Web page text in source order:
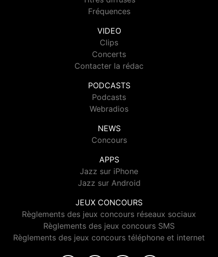
Fréquences
VIDEO
Clips
Concerts
Contacter la rédac
PODCASTS
Podcasts
Webradios
NEWS
Concours
APPS
Jazz sur iPhone
Jazz sur Android
JEUX CONCOURS
Règlements des jeux concours réseaux sociaux
Règlements des jeux concours SMS
Règlements des jeux concours téléphone et internet